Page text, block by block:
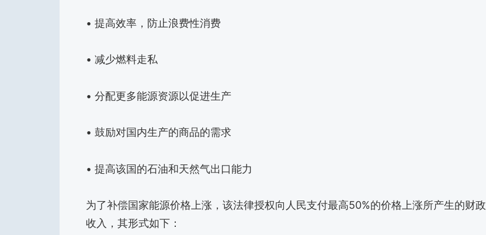
• 提高效率，防止浪费性消费
• 减少燃料走私
• 分配更多能源资源以促进生产
• 鼓励对国内生产的商品的需求
• 提高该国的石油和天然气出口能力
为了补偿国家能源价格上涨，该法律授权向人民支付最高50%的价格上涨所产生的财政
收入，其形式如下：